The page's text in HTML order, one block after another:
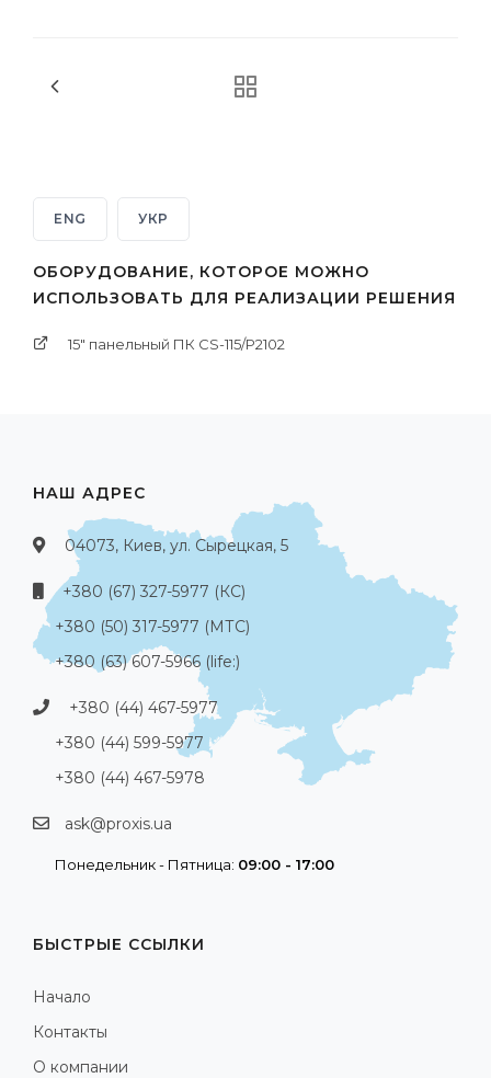
ENG УКР
ОБОРУДОВАНИЕ, КОТОРОЕ МОЖНО
ИСПОЛЬЗОВАТЬ ДЛЯ РЕАЛИЗАЦИИ РЕШЕНИЯ
15" панельный ПК CS-115/P2102
НАШ АДРЕС
04073, Киев, ул. Сырецкая, 5
+380 (67) 327-5977 (КС)
+380 (50) 317-5977 (МТС)
+380 (63) 607-5966 (life:)
+380 (44) 467-5977
+380 (44) 599-5977
+380 (44) 467-5978
ask@proxis.ua
Понедельник - Пятница: 09:00 - 17:00
БЫСТРЫЕ ССЫЛКИ
Начало
Контакты
О компании